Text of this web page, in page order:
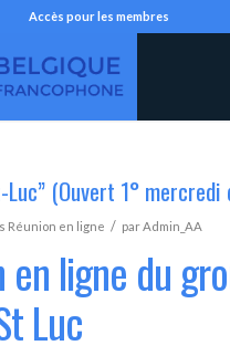
Accès pour les membres
Luc” (Ouvert 1° mercredi
Réunion en ligne / parAdmin_AA
en ligne du
Luc